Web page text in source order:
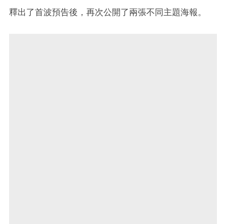
釋出了首波預告後，再次公開了兩張不同主題海報。